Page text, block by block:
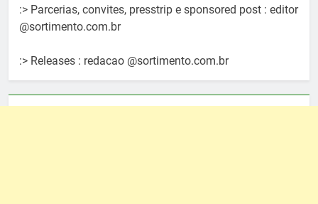
:> Parcerias, convites, presstrip e sponsored post : editor
@sortimento.com.br
:> Releases : redacao @sortimento.com.br